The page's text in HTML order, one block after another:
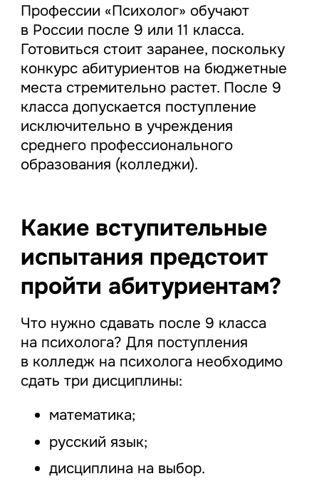
Профессии «Психолог» обучают
в России после 9 или 11 класса.
Готовиться стоит заранее, поскольку
конкурс абитуриентов на бюджетные
места стремительно растет. После 9
класса допускается поступление
исключительно в учреждения
среднего профессионального
образования (колледжи).
Какие вступительные
испытания предстоит
пройти абитуриентам?
Что нужно сдавать после 9 класса
на психолога? Для поступления
в колледж на психолога необходимо
сдать три дисциплины:
математика;
русский язык;
дисциплина на выбор.